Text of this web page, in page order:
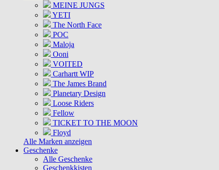
MEINE JUNGS
YETI
The North Face
POC
Maloja
Ooni
VOITED
Carhartt WIP
The James Brand
Planetary Design
Loose Riders
Fellow
TICKET TO THE MOON
Floyd
Alle Marken anzeigen
Geschenke
Alle Geschenke
Geschenkkisten